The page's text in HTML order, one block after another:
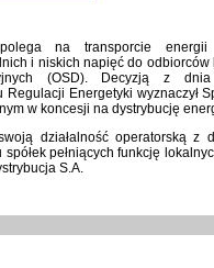
polega na transporcie
i niskich napięć do
(OSD). Decyzją z
Energetyki wyznaczył
w koncesji na dystrybucję
działalność operatorską z
pełniących funkcję
S.A.